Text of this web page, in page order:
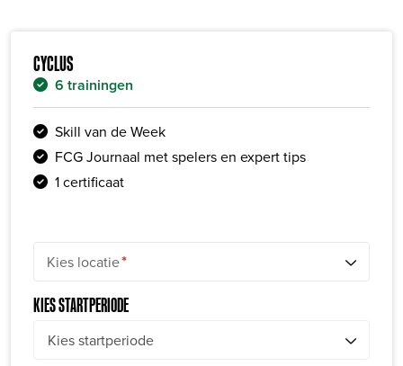
CYCLUS
6 trainingen
Skill van de Week
FCG Journaal met spelers en expert tips
1 certificaat
Kies locatie*
KIES STARTPERIODE